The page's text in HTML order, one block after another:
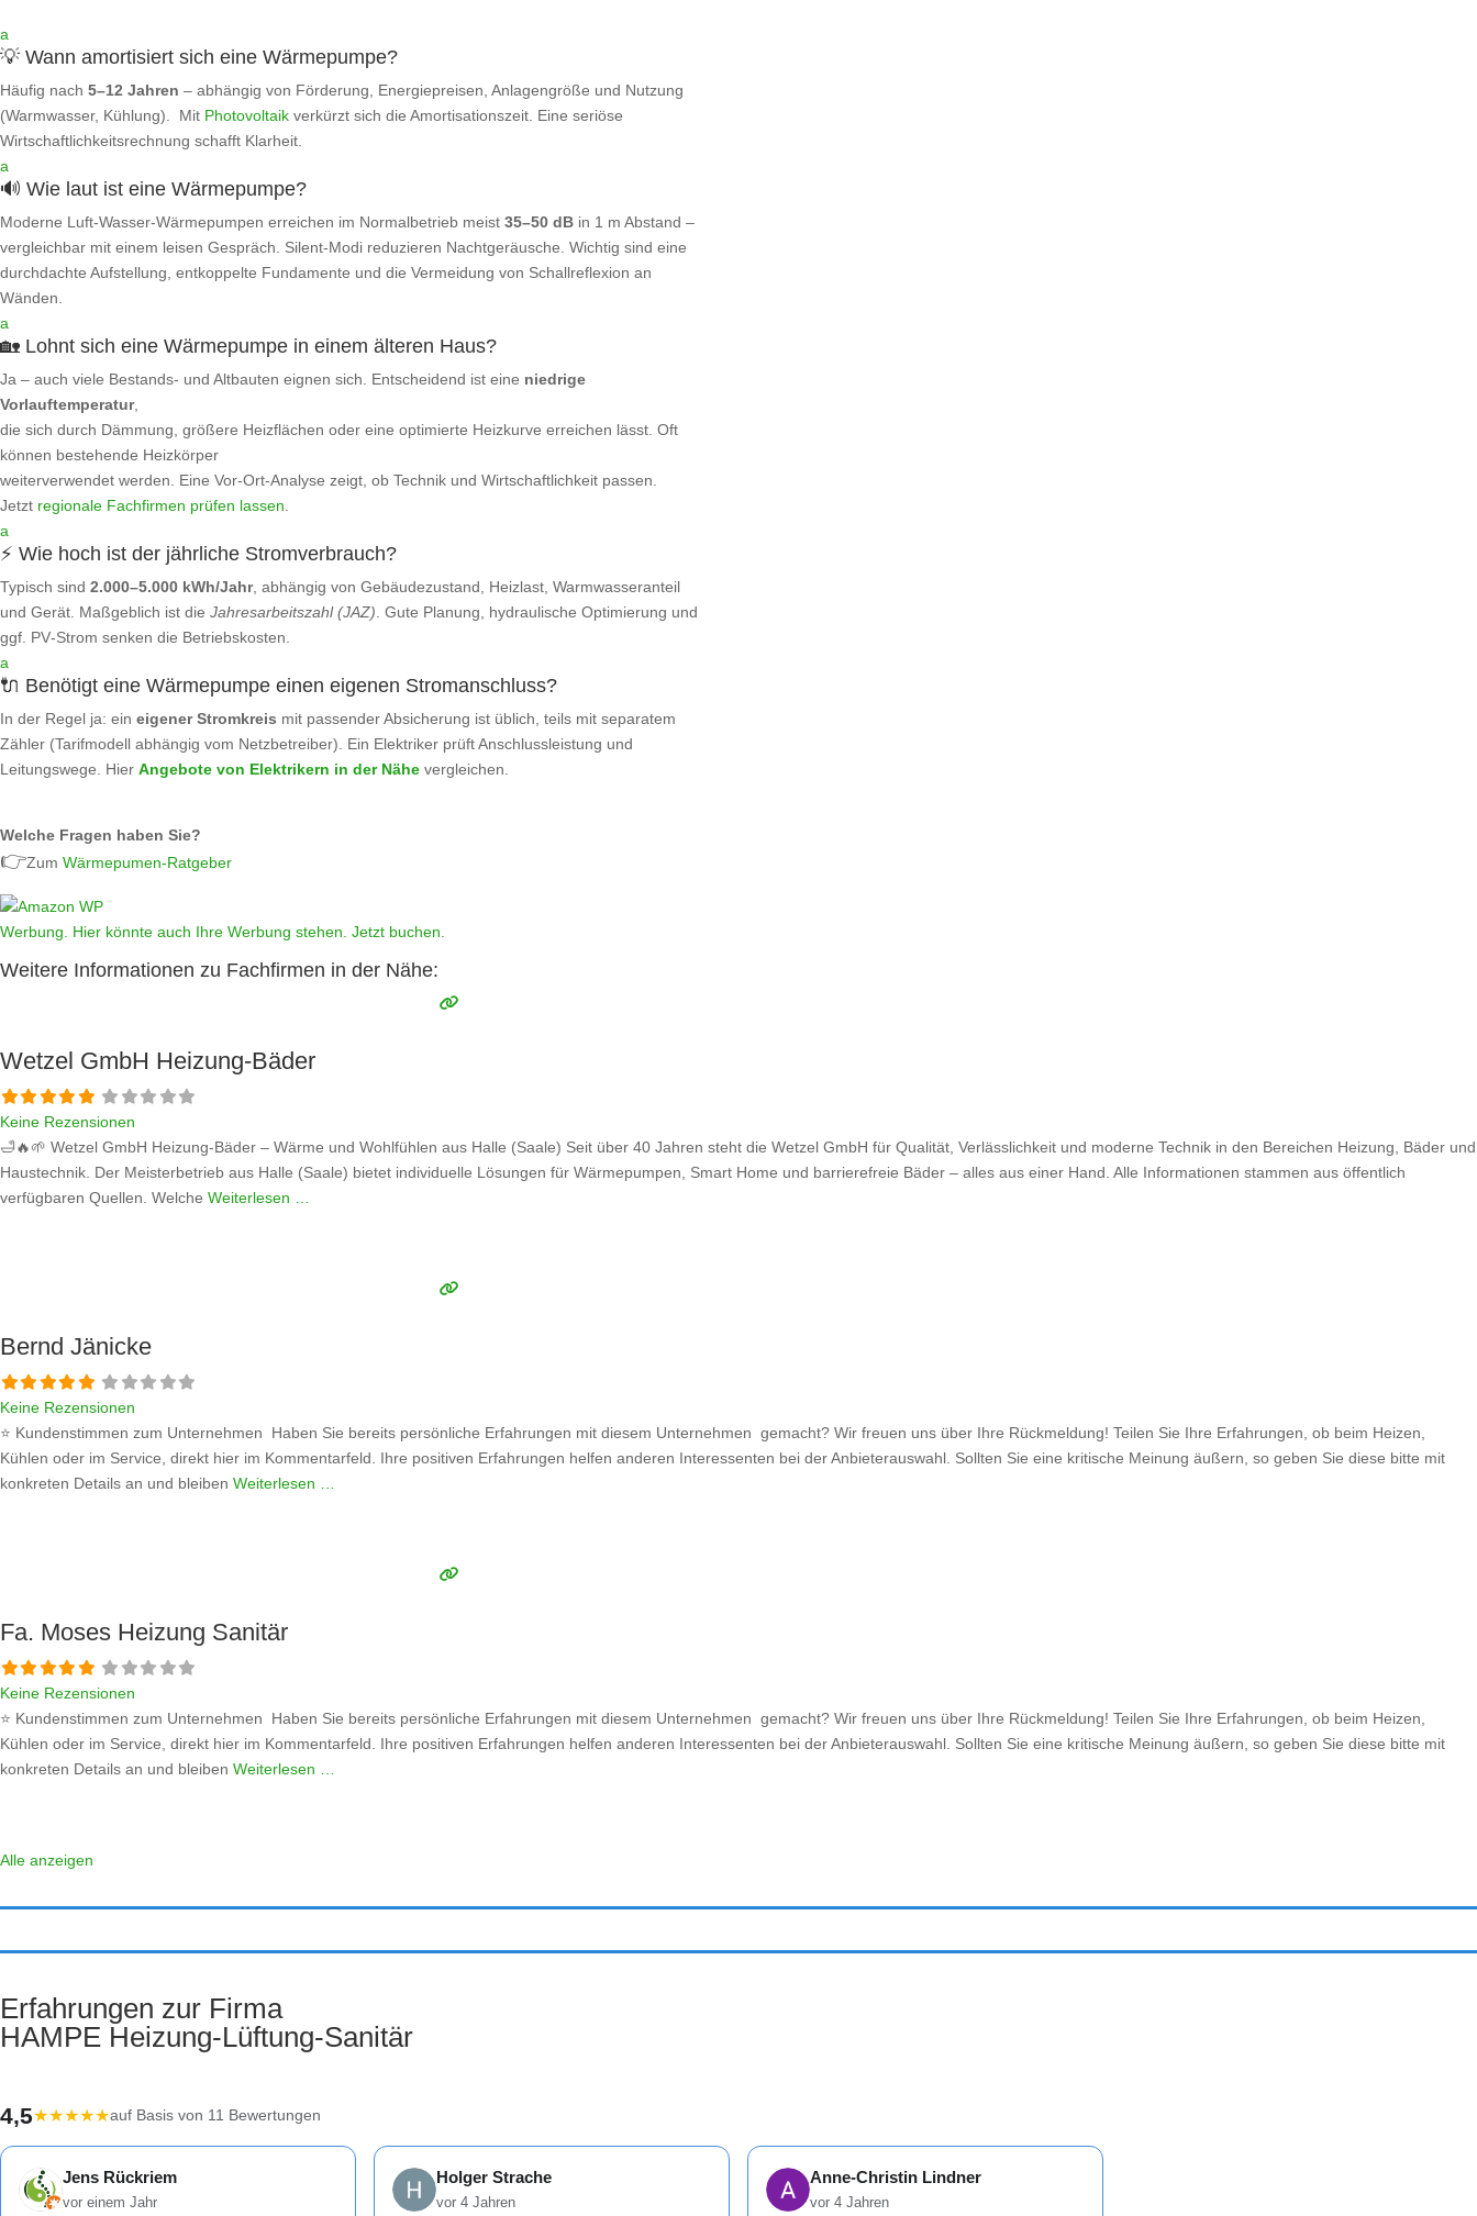
a
💡 Wann amortisiert sich eine Wärmepumpe?
Häufig nach 5–12 Jahren – abhängig von Förderung, Energiepreisen, Anlagengröße und Nutzung
(Warmwasser, Kühlung). Mit Photovoltaik verkürzt sich die Amortisationszeit. Eine seriöse
Wirtschaftlichkeitsrechnung schafft Klarheit.
a
🔊 Wie laut ist eine Wärmepumpe?
Moderne Luft‑Wasser‑Wärmepumpen erreichen im Normalbetrieb meist 35–50 dB in 1 m Abstand –
vergleichbar mit einem leisen Gespräch. Silent‑Modi reduzieren Nachtgeräusche. Wichtig sind eine
durchdachte Aufstellung, entkoppelte Fundamente und die Vermeidung von Schallreflexion an
Wänden.
a
🏡 Lohnt sich eine Wärmepumpe in einem älteren Haus?
Ja – auch viele Bestands- und Altbauten eignen sich. Entscheidend ist eine niedrige
Vorlauftemperatur,
die sich durch Dämmung, größere Heizflächen oder eine optimierte Heizkurve erreichen lässt. Oft
können bestehende Heizkörper
weiterverwendet werden. Eine Vor-Ort‑Analyse zeigt, ob Technik und Wirtschaftlichkeit passen.
Jetzt regionale Fachfirmen prüfen lassen
a
⚡ Wie hoch ist der jährliche Stromverbrauch?
Typisch sind 2.000–5.000 kWh/Jahr, abhängig von Gebäudezustand, Heizlast, Warmwasseranteil
und Gerät. Maßgeblich ist die Jahresarbeitszahl (JAZ) . Gute Planung, hydraulische Optimierung und
ggf. PV‑Strom senken die Betriebskosten.
a
🔌 Benötigt eine Wärmepumpe einen eigenen Stromanschluss?
In der Regel ja: ein eigener Stromkreis mit passender Absicherung ist üblich, teils mit separatem
Zähler (Tarifmodell abhängig vom Netzbetreiber). Ein Elektriker prüft Anschlussleistung und
Leitungswege. Hier Angebote von Elektrikern in der Nähe vergleichen.
Welche Fragen haben Sie?
👉Zum Wärmepumen-Ratgeber
Werbung. Hier könnte auch Ihre Werbung stehen. Jetzt buchen.
Weitere Informationen zu Fachfirmen in der Nähe:
Wetzel GmbH Heizung-Bäder
Keine Rezensionen
🛁🔥🌱 Wetzel GmbH Heizung-Bäder – Wärme und Wohlfühlen aus Halle (Saale) Seit über 40 Jahren steht die Wetzel GmbH für Qualität, Verlässlichkeit und moderne Technik in den Bereichen Heizung, Bäder und
Haustechnik. Der Meisterbetrieb aus Halle (Saale) bietet individuelle Lösungen für Wärmepumpen, Smart Home und barrierefreie Bäder – alles aus einer Hand. Alle Informationen stammen aus öffentlich
verfügbaren Quellen. Welche Weiterlesen …
Bernd Jänicke
Keine Rezensionen
⭐ Kundenstimmen zum Unternehmen Haben Sie bereits persönliche Erfahrungen mit diesem Unternehmen gemacht? Wir freuen uns über Ihre Rückmeldung! Teilen Sie Ihre Erfahrungen, ob beim Heizen,
Kühlen oder im Service, direkt hier im Kommentarfeld. Ihre positiven Erfahrungen helfen anderen Interessenten bei der Anbieterauswahl. Sollten Sie eine kritische Meinung äußern, so geben Sie diese bitte mit
konkreten Details an und bleiben Weiterlesen …
Fa. Moses Heizung Sanitär
Keine Rezensionen
⭐ Kundenstimmen zum Unternehmen Haben Sie bereits persönliche Erfahrungen mit diesem Unternehmen gemacht? Wir freuen uns über Ihre Rückmeldung! Teilen Sie Ihre Erfahrungen, ob beim Heizen,
Kühlen oder im Service, direkt hier im Kommentarfeld. Ihre positiven Erfahrungen helfen anderen Interessenten bei der Anbieterauswahl. Sollten Sie eine kritische Meinung äußern, so geben Sie diese bitte mit
konkreten Details an und bleiben Weiterlesen …
Alle anzeigen
Erfahrungen zur Firma
HAMPE Heizung-Lüftung-Sanitär
4,5★★★★★auf Basis von 11 Bewertungen
Jens Rückriem
vor einem Jahr
Holger Strache
vor 4 Jahren
Anne-Christin Lindner
vor 4 Jahren